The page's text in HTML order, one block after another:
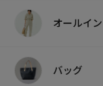
オールイ
バッグ